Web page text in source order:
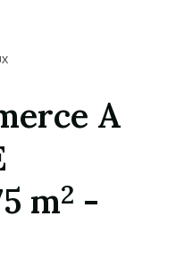
A
m2 -